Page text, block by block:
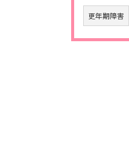
更年期障害